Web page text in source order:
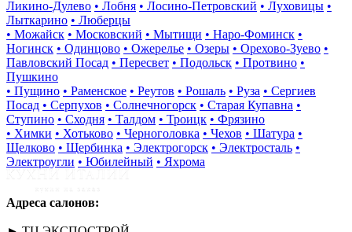
Ликино-Дулево • Лобня • Лосино-Петровский • Луховицы •
Лыткарино • Люберцы
• Можайск • Московский • Мытищи • Наро-Фоминск •
Ногинск • Одинцово • Ожерелье • Озеры • Орехово-Зуево •
Павловский Посад • Пересвет • Подольск • Протвино •
Пушкино
• Пущино • Раменское • Реутов • Рошаль • Руза • Сергиев
Посад • Серпухов • Солнечногорск • Старая Купавна •
Ступино • Сходня • Талдом • Троицк • Фрязино
• Химки • Хотьково • Черноголовка • Чехов • Шатура •
Щелково • Щербинка • Электрогорск • Электросталь •
Электроугли • Юбилейный • Яхрома
Адреса салонов: